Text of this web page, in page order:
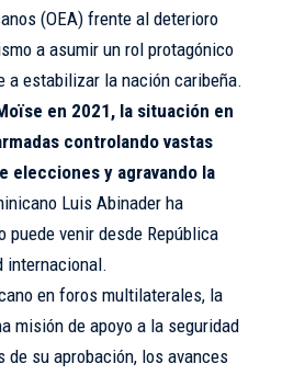
(OEA) frente al deterioro
a asumir un rol protagónico
a estabilizar la nación caribeña.
en 2021, la situación en
controlando vastas
elecciones y agravando la
Luis Abinader ha
venir desde República
internacional.
en foros multilaterales, la
misión de apoyo a la seguridad
de su aprobación, los avances